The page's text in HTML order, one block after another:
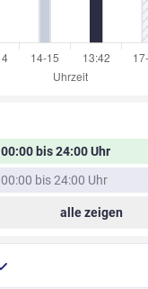
00:00 bis 24:00 Uhr
00:00 bis 24:00 Uhr
alle zeigen